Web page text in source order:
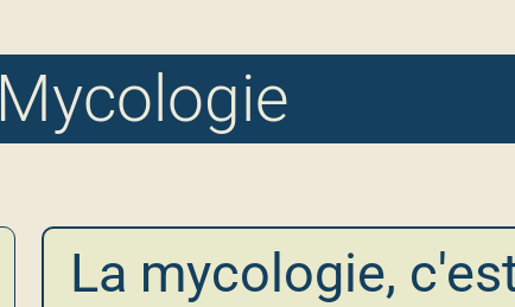
Mycologie
La mycologie,